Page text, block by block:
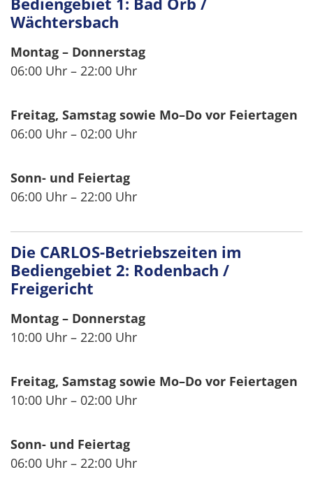
Wächtersbach
Montag – Donnerstag
06:00 Uhr – 22:00 Uhr
Freitag, Samstag sowie Mo–Do vor Feiertagen
06:00 Uhr – 02:00 Uhr
Sonn- und Feiertag
06:00 Uhr – 22:00 Uhr
Die CARLOS-Betriebszeiten im
Bediengebiet 2: Rodenbach /
Freigericht
Montag – Donnerstag
10:00 Uhr – 22:00 Uhr
Freitag, Samstag sowie Mo–Do vor Feiertagen
10:00 Uhr – 02:00 Uhr
Sonn- und Feiertag
06:00 Uhr – 22:00 Uhr